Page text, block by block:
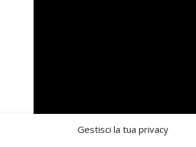
Gestisci la tua privacy